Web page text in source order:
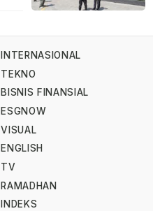
INTERNASIONAL
TEKNO
BISNIS FINANSIAL
ESGNOW
VISUAL
ENGLISH
TV
RAMADHAN
INDEKS